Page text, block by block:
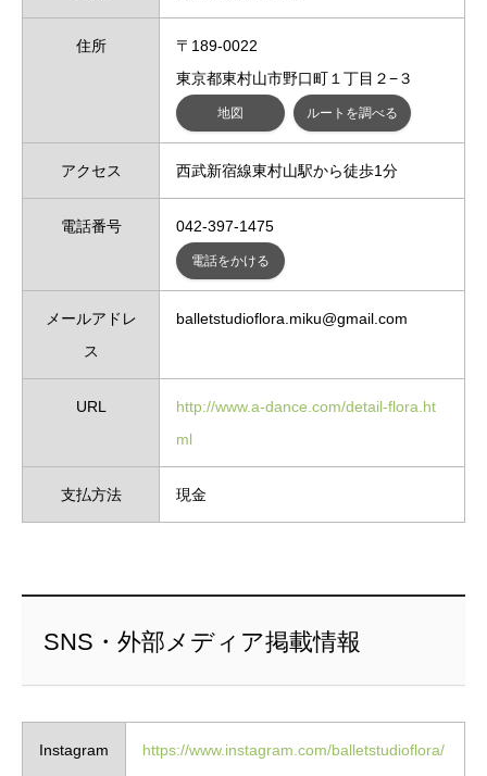
住所
〒189-0022
東京都東村山市野口町１丁目２−３
地図 ルートを調べる
アクセス 西武新宿線東村山駅から徒歩1分
電話番号 042-397-1475
電話をかける
メールアドレ
ス
balletstudioflora.miku@gmail.com
URL
http://www.a-dance.com/detail-flora.ht
ml
支払方法 現金
SNS・外部メディア掲載情報
Instagram https://www.instagram.com/balletstudioflora/